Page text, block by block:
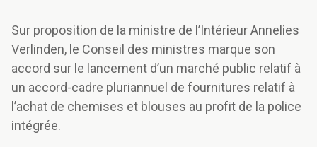
Sur proposition de la ministre de l’Intérieur Annelies
Verlinden, le Conseil des ministres marque son
accord sur le lancement d’un marché public relatif à
un accord-cadre pluriannuel de fournitures relatif à
l’achat de chemises et blouses au profit de la police
intégrée.